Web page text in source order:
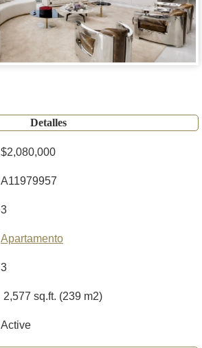
Detalles
$2,080,000
A11979957
3
Apartamento
3
2,577 sq.ft. (239 m2)
Active